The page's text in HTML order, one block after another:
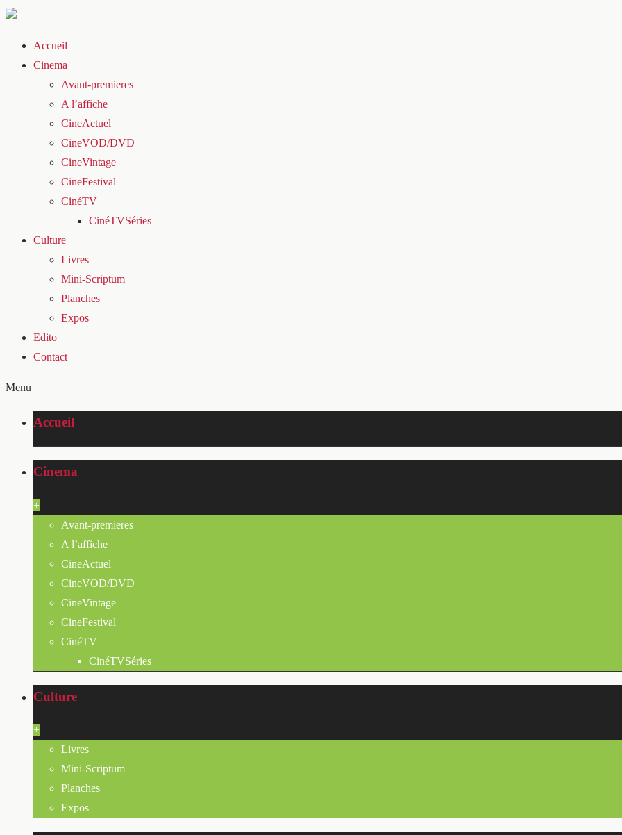
Accueil
Cinema
Avant-premieres
A l’affiche
CineActuel
CineVOD/DVD
CineVintage
CineFestival
CinéTV
CinéTVSéries
Culture
Livres
Mini-Scriptum
Planches
Expos
Edito
Contact
Menu
Accueil
Cinema
+
Avant-premieres
A l’affiche
CineActuel
CineVOD/DVD
CineVintage
CineFestival
CinéTV
CinéTVSéries
Culture
+
Livres
Mini-Scriptum
Planches
Expos